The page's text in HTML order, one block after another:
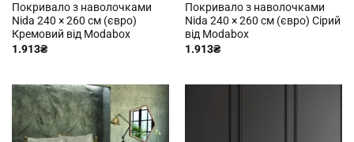
Покривало з наволочками
Nida 240 × 260 см (євро)
Кремовий від Modabox
1.913₴
Покривало з наволочками
Nida 240 × 260 см (євро) Сірий
від Modabox
1.913₴